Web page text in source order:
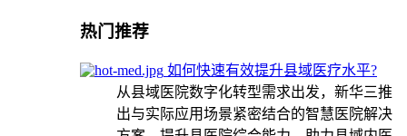
热门推荐
如何快速有效提升县域医疗水平?
从县域医院数字化转型需求出发，新华三推
出与实际应用场景紧密结合的智慧医院解决